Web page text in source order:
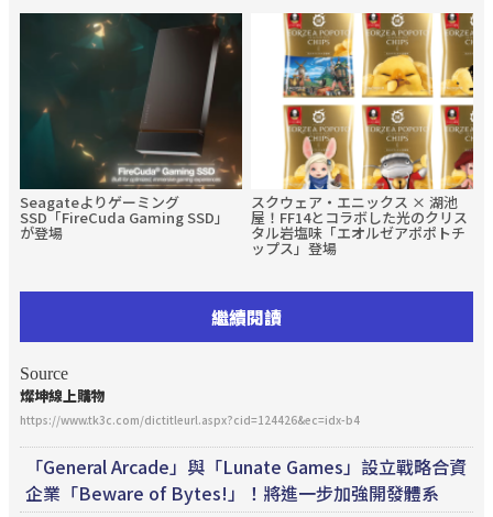
Seagateよりゲーミング
SSD「FireCuda Gaming SSD」
が登場
スクウェア・エニックス × 湖池
屋！FF14とコラボした光のクリス
タル岩塩味「エオルゼアポポトチ
ップス」登場
繼續閱讀
Source
燦坤線上購物
https://www.tk3c.com/dictitleurl.aspx?cid=124426&ec=idx-b4
「General Arcade」與「Lunate Games」設立戰略合資
企業「Beware of Bytes!」！將進一步加強開發體系